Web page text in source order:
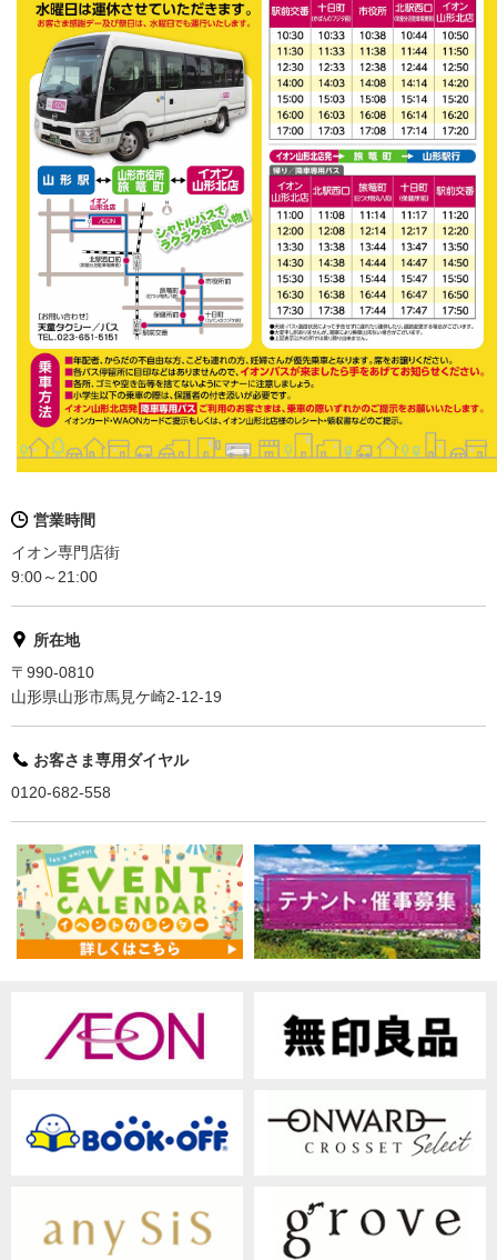
営業時間
イオン専門店街
9:00～21:00
所在地
〒990-0810
山形県山形市馬見ケ崎2-12-19
お客さま専用ダイヤル
0120-682-558